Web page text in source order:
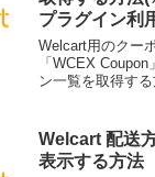
プラグイン利
Welcart用のクー
「WCEX
ン一覧を取得す
が、今回は
Welcart 配送
表示する方法